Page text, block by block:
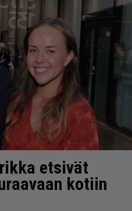
etsivät
kotiin